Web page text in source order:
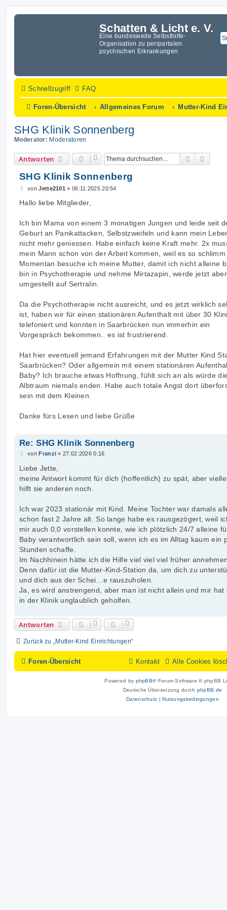
Schatten & Licht e. V.
Eine bundesweite Selbsthilfe-
Organisation zu peripartalen
psychischen Erkrankungen
Schnellzugriff FAQ
Foren-Übersicht Allgemeines Forum Mutter-Kind
SHG Klinik Sonnenberg
Moderator: Moderatoren
Antworten Suche
SHG Klinik Sonnenberg
B
i
a
g
vonJette2101 » 06:11:2025 20:54
Hallo liebe Mitglieder,
Ich bin Mama von einem 3 monatigen Jungen und leide seit
Geburt an Panikattacken, Selbstzweifeln und kann mein
nicht mehr geniessen. Habe einfach keine Kraft mehr. 2x
mein Mann schon von der Arbeit kommen, weil es so schlimm
Momentan besuche ich meine Mutter, damit ich nicht alleine
bin in Psychotherapie und nehme Mirtazapin, werde jetzt aber
umgestellt auf Sertralin.
Da die Psychotherapie nicht ausreicht, und es jetzt wirklich
ist, haben wir für einen stationären Aufenthalt mit über 30
telefoniert und konnten in Saarbrücken nun immerhin ein
Vorgespräch bekommen.. es ist frustrierend.
Hat hier eventuell jemand Erfahrungen mit der Mutter Kind
Saarbrücken? Oder allgemein mit einem stationären
Baby? Ich brauche etwas Hoffnung, fühlt sich an als würde
Albtraum niemals enden. Habe auch totale Angst dort
sein mit dem Kleinen.
Danke fürs Lesen und liebe Grüße
Re: SHG Klinik Sonnenberg
B
i
r
a
g
von Franzi »27:02:2026 0:16
Liebe Jette,
meine Antwort kommt für dich (hoffentlich) zu spät, aber
hilft sie anderen noch.
Ich war 2023 stationär mit Kind. Meine Tochter war damals
schon fast 2 Jahre alt. So lange habe es rausgezögert, weil
mir auch 0,0 vorstellen konnte, wie ich plötzlich 24/7 alleine
Baby verantwortlich sein soll, wenn ich es im Alltag kaum ein
Stunden schaffe.
Im Nachhinein hätte ich die Hilfe viel viel viel früher
Denn dafür ist die Mutter-Kind-Station da, um dich zu
und dich aus der Schei…e rauszuholen.
Ja, es wird anstrengend, aber man ist nicht allein und mir hat
in der Klinik unglaublich geholfen.
Antworten
Zurück zu „Mutter-Kind Einrichtungen“
Foren-Übersicht Alle Cookies
Kontakt
Powered by phpBB® Forum Software © phpBB
Deutsche Übersetzung durch phpBB.de
Datenschutz |Nutzungsbedingungen